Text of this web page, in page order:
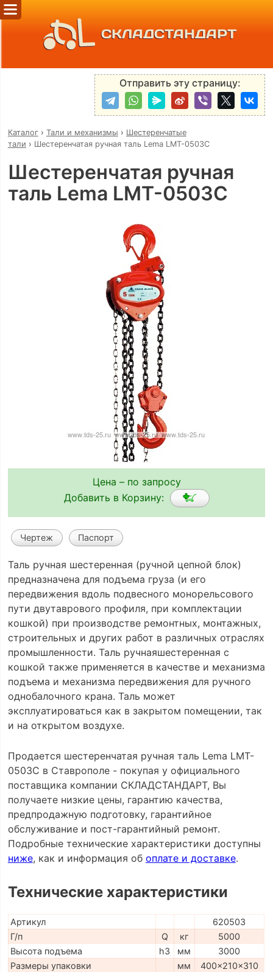
СКЛАДСТАНДАРТ
Отправить эту страницу:
Каталог› Тали и механизмы › Шестеренчатые
тали › Шестеренчатая ручная таль Lema LMT-0503C
Шестеренчатая ручная
таль Lema LMT-0503C
Цена – по запросу
Добавить в Корзину:
Чертеж Паспорт
Таль ручная шестеренная (ручной цепной блок)
предназначена для подъема груза (и его
передвижения вдоль подвесного монорельсового
пути двутаврового профиля, при комплектации
кошкой) при производстве ремонтных, монтажных,
строительных и других работ в различных отраслях
промышленности. Таль ручнаяшестеренная с
кошкой также применяется в качестве и механизма
подъема и механизма передвижения для ручного
однобалочного крана. Таль может
эксплуатироваться как в закрытом помещении, так
и на открытом воздухе.
Продается шестеренчатая ручная таль Lema LMT-
0503C в Ставрополе - покупая у официального
поставщика компании СКЛАДСТАНДАРТ, Вы
получаете низкие цены, гарантию качества,
предпродажную подготовку, гарантийное
обслуживание и пост-гарантийный ремонт.
Подробные технические характеристики доступны
ниже, как и информация об оплате и доставке.
Технические характеристики
Артикул
620503
Г/п
Q кг
5000
Высота подъема
h3 мм
3000
Размеры упаковки
мм
400x210x310